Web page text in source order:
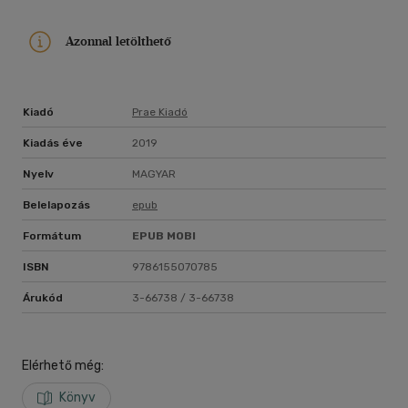
Azonnal letölthető
Kiadó Prae Kiadó
Kiadás éve 2019
Nyelv MAGYAR
Belelapozás epub
Formátum EPUB MOBI
ISBN 9786155070785
Árukód 3-66738 / 3-66738
Elérhető még:
Könyv